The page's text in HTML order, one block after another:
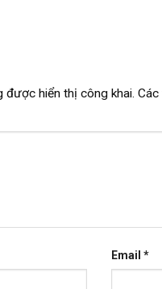
được hiển thị công khai.
Email *